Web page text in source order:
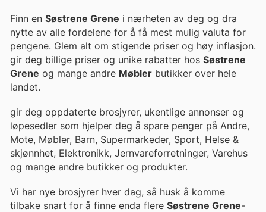
Finn en Søstrene Grene i nærheten av deg og dra
nytte av alle fordelene for å få mest mulig valuta for
pengene. Glem alt om stigende priser og høy inflasjon.
gir deg billige priser og unike rabatter hos Søstrene
Grene og mange andre Møbler butikker over hele
landet.
gir deg oppdaterte brosjyrer, ukentlige annonser og
løpesedler som hjelper deg å spare penger på Andre,
Mote, Møbler, Barn, Supermarkeder, Sport, Helse &
skjønnhet, Elektronikk, Jernvareforretninger, Varehus
og mange andre butikker og produkter.
Vi har nye brosjyrer hver dag, så husk å komme
tilbake snart for å finne enda flere Søstrene Grene-